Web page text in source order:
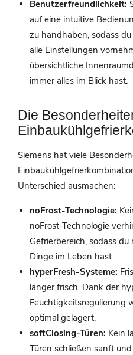
Benutzerfreundlichkeit:
auf eine intuitive
zu handhaben, sodass
alle Einstellungen
übersichtliche
immer alles im Blick hast.
Die
Siemens hat viele
Unterschied ausmachen:
noFrost-Technologie:
noFrost-Technologie
Gefrierbereich, sodass
Dinge im Leben hast.
hyperFresh-Systeme:
länger frisch. Dank der
Feuchtigkeitsregulierung
optimal gelagert.
softClosing-Türen: Kein
Türen schließen sanft und